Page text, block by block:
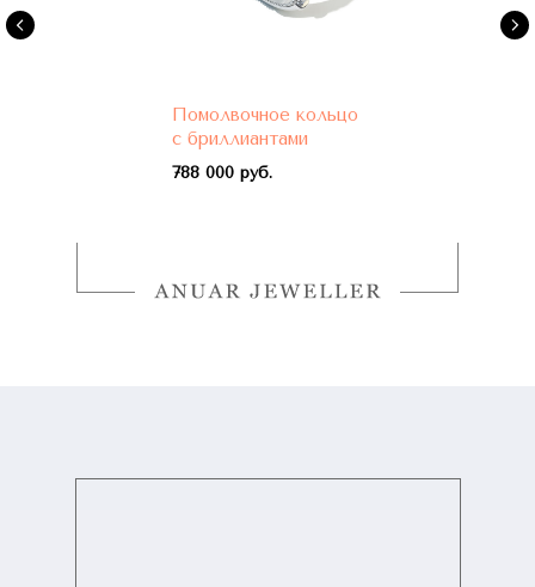
Помолвочное кольцо
с бриллиантами
788 000 руб.